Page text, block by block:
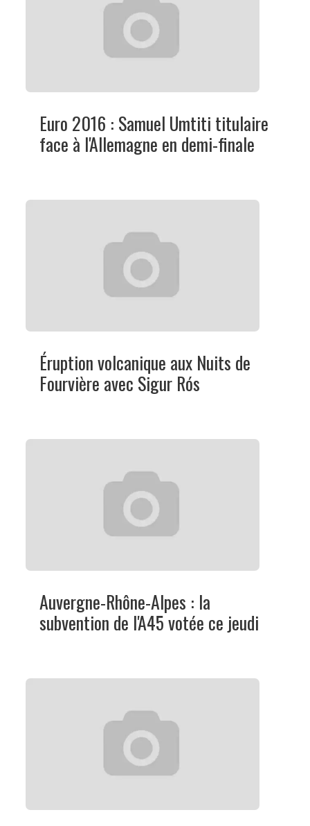
Euro 2016 : Samuel Umtiti titulaire
face à l'Allemagne en demi-finale
Éruption volcanique aux Nuits de
Fourvière avec Sigur Rós
Auvergne-Rhône-Alpes : la
subvention de l'A45 votée ce jeudi